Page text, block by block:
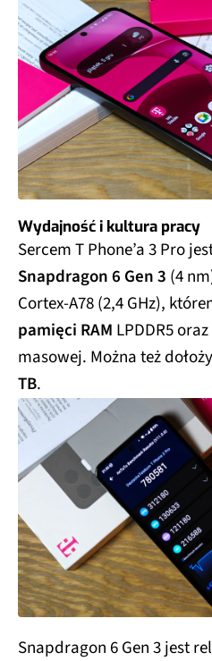
Wydajność i kultura pracy
Sercem T Phone’a 3 Pro
Snapdragon 6 Gen 3 (4
Cortex-A78 (2,4 GHz),
pamięci RAM LPDDR5 oraz
masowej. Można też
TB.
Snapdragon 6 Gen 3 jest